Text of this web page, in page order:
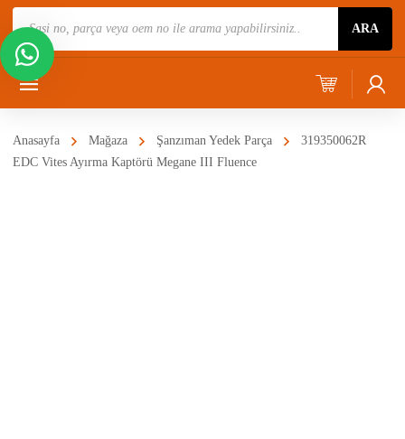
Ara
ARA
Anasayfa Mağaza Şanzıman Yedek Parça
319350062R
EDC Vites Ayırma Kaptörü Megane III Fluence